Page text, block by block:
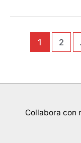
martedì1 2
Collabora con